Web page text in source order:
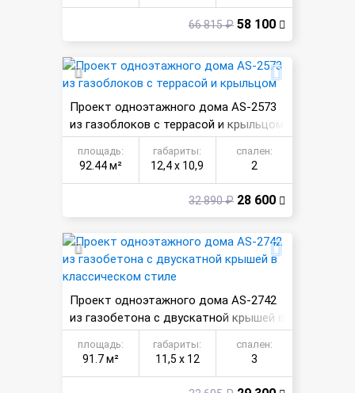
66 815 ₽ 58 100
Проект одноэтажного дома AS-2573
из газоблоков с террасой и крыльцом
площадь:
92.44 м²
габариты:
12,4 х 10,9
спален:
2
32 890 ₽ 28 600
Проект одноэтажного дома AS-2742
из газобетона с двускатной крышей в
классическом стиле
площадь:
91.7 м²
габариты:
11,5 х 12
спален:
3